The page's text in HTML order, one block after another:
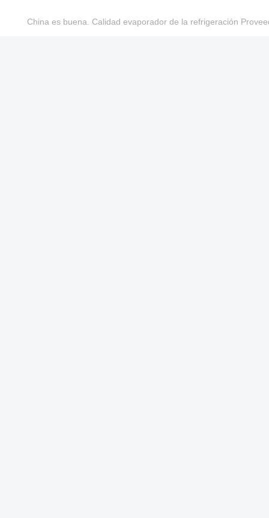
China es buena. Calidad evaporador de la refrigeración